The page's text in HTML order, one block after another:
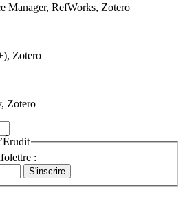
Manager, RefWorks, Zotero
Zotero
Zotero
: